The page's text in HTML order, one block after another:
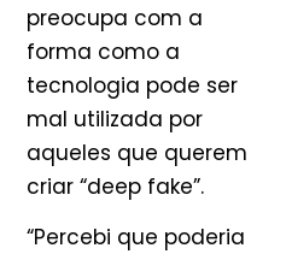
preocupa com a
forma como a
tecnologia pode ser
mal utilizada por
aqueles que querem
criar “deep fake”.
“Percebi que poderia